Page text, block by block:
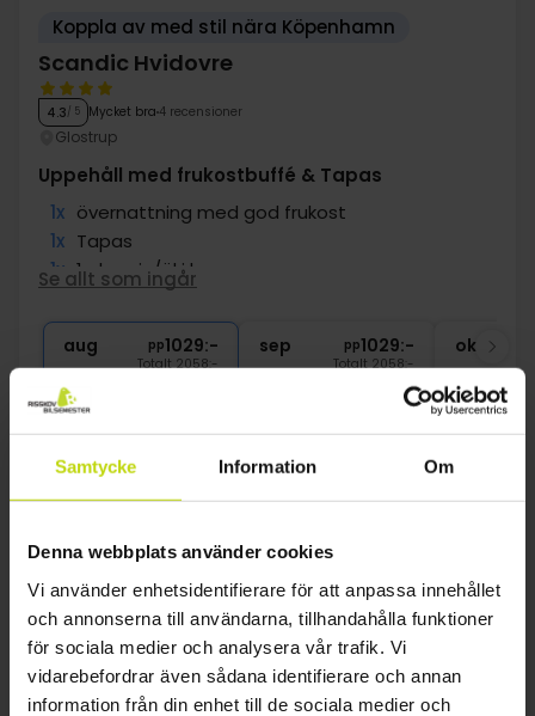
Samtycke Information Om
Denna webbplats använder cookies
Vi använder enhetsidentifierare för att anpassa innehållet
och annonserna till användarna, tillhandahålla funktioner
för sociala medier och analysera vår trafik. Vi
vidarebefordrar även sådana identifierare och annan
information från din enhet till de sociala medier och
Koppla av med stil nära Köpenhamn
Scandic Hvidovre
4.3/ 5 Mycket bra 4 recensioner
Glostrup
Uppehåll med frukostbuffé & Tapas
1x övernattning med god frukost
1x Tapas
1x 1 glas vin/öl i baren
kaffe att ta med
∞ Gratis parkering
Se allt som ingår
aug pp1029:-
Totalt 2058:-
sep pp1029:-
Totalt 2058:-
okt
Spara upp till19%